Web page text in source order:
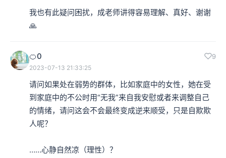
我也有此疑问困扰，成老师讲得容易理解、真好、谢谢
🙏
🍊0 9
2023-07-13 21:33:25
请问如果处在弱势的群体，比如家庭中的女性，她在受
到家庭中的不公时用“无我”来自我安慰或者来调整自己
的情绪，请问这会不会最终变成逆来顺受，只是自欺欺
人呢？
……心静自然凉（理性）？